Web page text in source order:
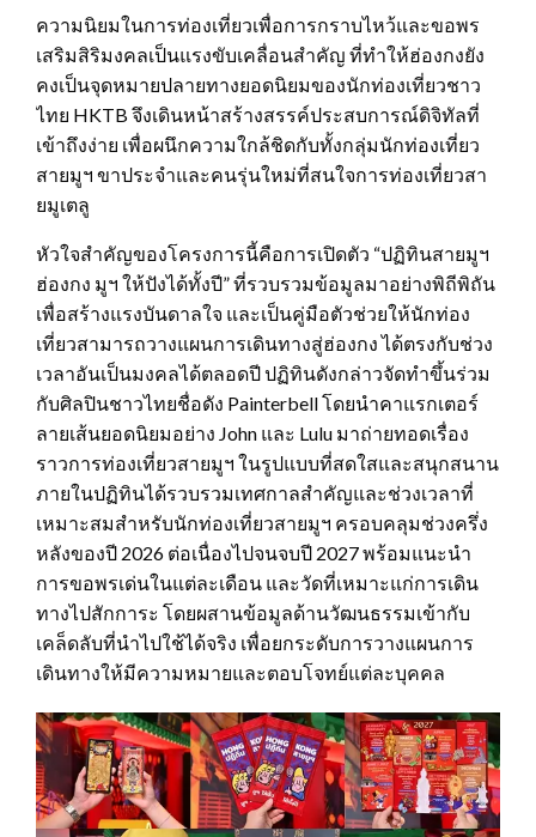
ความนิยมในการท่องเที่ยวเพื่อการกราบไหว้และขอพร
เสริมสิริมงคลเป็นแรงขับเคลื่อนสำคัญ ที่ทำให้ฮ่องกงยัง
คงเป็นจุดหมายปลายทางยอดนิยมของนักท่องเที่ยวชาว
ไทย HKTB จึงเดินหน้าสร้างสรรค์ประสบการณ์ดิจิทัลที่
เข้าถึงง่าย เพื่อผนึกความใกล้ชิดกับทั้งกลุ่มนักท่องเที่ยว
สายมูฯ ขาประจำและคนรุ่นใหม่ที่สนใจการท่องเที่ยวสา
ยมูเตลู
หัวใจสำคัญของโครงการนี้คือการเปิดตัว “ปฏิทินสายมูฯ
ฮ่องกง มูฯ ให้ปังได้ทั้งปี” ที่รวบรวมข้อมูลมาอย่างพิถีพิถัน
เพื่อสร้างแรงบันดาลใจ และเป็นคู่มือตัวช่วยให้นักท่อง
เที่ยวสามารถวางแผนการเดินทางสู่ฮ่องกง ได้ตรงกับช่วง
เวลาอันเป็นมงคลได้ตลอดปี ปฏิทินดังกล่าวจัดทำขึ้นร่วม
กับศิลปินชาวไทยชื่อดัง Painterbell โดยนำคาแรกเตอร์
ลายเส้นยอดนิยมอย่าง John และ Lulu มาถ่ายทอดเรื่อง
ราวการท่องเที่ยวสายมูฯ ในรูปแบบที่สดใสและสนุกสนาน
ภายในปฏิทินได้รวบรวมเทศกาลสำคัญและช่วงเวลาที่
เหมาะสมสำหรับนักท่องเที่ยวสายมูฯ ครอบคลุมช่วงครึ่ง
หลังของปี 2026 ต่อเนื่องไปจนจบปี 2027 พร้อมแนะนำ
การขอพรเด่นในแต่ละเดือน และวัดที่เหมาะแก่การเดิน
ทางไปสักการะ โดยผสานข้อมูลด้านวัฒนธรรมเข้ากับ
เคล็ดลับที่นำไปใช้ได้จริง เพื่อยกระดับการวางแผนการ
เดินทางให้มีความหมายและตอบโจทย์แต่ละบุคคล